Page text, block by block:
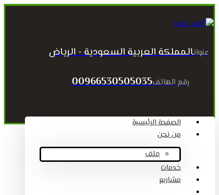
عنوانالمملكة العربية السعودية - الرياض
رقم الهاتف00966530505035
الصفحة الرئيسية
من نحن
ملف
خدمات
مشاريع